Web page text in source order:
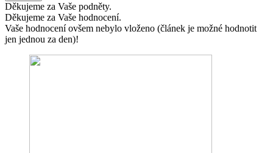
Děkujeme za Vaše podněty.
Děkujeme za Vaše hodnocení.
Vaše hodnocení ovšem nebylo vloženo (článek je možné hodnotit
jen jednou za den)!